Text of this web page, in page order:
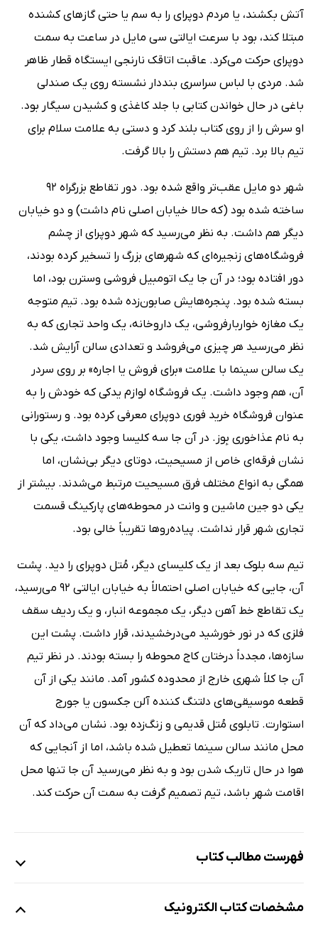
آتش بکشند، یا مردم دوپرای را به سم یا حتی گازهای کشنده
مبتلا کند، بود با سرعت ایالتی سی مایل در ساعت به سمت
دوپرای حرکت می‌کرد. عاقبت اتاقک نارنجی ایستگاه قطار ظاهر
شد. مردی با لباس سراسری بنددار نشسته روی یک صندلی
باغی در حال خواندن کتابی با جلد کاغذی و کشیدن سیگار بود.
او سرش را از روی کتاب بلند کرد و دستی به علامت سلام برای
تیم بالا برد. تیم هم دستش را بالا گرفت.
شهر دو مایل عقب‌تر واقع شده بود. دور تقاطع بزرگراه 92
ساخته شده بود (که حالا خیابان اصلی نام داشت) و دو خیابان
دیگر هم داشت. به نظر می‌رسید که شهر دوپرای از چشم
فروشگاه‌های زنجیره‌ای که شهرهای بزرگ را تسخیر کرده بودند،
دور افتاده بود؛ در آن جا یک اتومبیل فروشی وسترن بود، اما
بسته شده بود. پنجره‌هایش صابون‌زده شده بود. تیم متوجه
یک مغازه خواربارفروشی، یک داروخانه، یک واحد تجاری که به
نظر می‌رسید هر چیزی می‌فروشد و تعدادی سالن آرایش شد.
یک سالن سینما با علامت «برای فروش یا اجاره» بر روی سردر
آن، هم وجود داشت. یک فروشگاه لوازم یدکی که خودش را به
عنوان فروشگاه خرید فوری دوپرای معرفی کرده بود. و رستورانی
به نام عذاخوری بِوز. در آن جا سه کلیسا وجود داشت، یکی با
نشان فرقه‌ای خاص از مسیحیت، دوتای دیگر بی‌نشان، اما
همگی به انواع مختلف فرق مسیحیت مرتبط می‌شدند. بیشتر از
یکی دو جین ماشین و وانت در محوطه‌های پارکینگ قسمت
تجاری شهر قرار نداشت. پیاده‌روها تقریباً خالی بود.
تیم سه بلوک بعد از یک کلیسای دیگر، مُتل دوپرای را دید. پشت
آن، جایی که خیابان اصلی احتمالاً به خیابان ایالتی 92 می‌رسید،
یک تقاطع خط آهن دیگر، یک مجموعه انبار، و یک ردیف سقف
فلزی که در نور خورشید می‌درخشیدند، قرار داشت. پشت این
سازه‌ها، مجدداً درختان کاج محوطه را بسته بودند. در نظر تیم
آن جا کلاً شهری خارج از محدوده کشور آمد. مانند یکی از آن
قطعه موسیقی‌های دلتنگ کننده آلن جکسون یا جورج
استوارت. تابلوی مُتل قدیمی و زنگ‌زده بود. نشان می‌داد که آن
محل مانند سالن سینما تعطیل شده باشد، اما از آنجایی که
هوا در حال تاریک شدن بود و به نظر می‌رسید آن جا تنها محل
اقامت شهر باشد، تیم تصمیم گرفت به سمت آن حرکت کند.
فهرست مطالب کتاب
نقدهای کتاب موسسه
مشخصات کتاب الکترونیک